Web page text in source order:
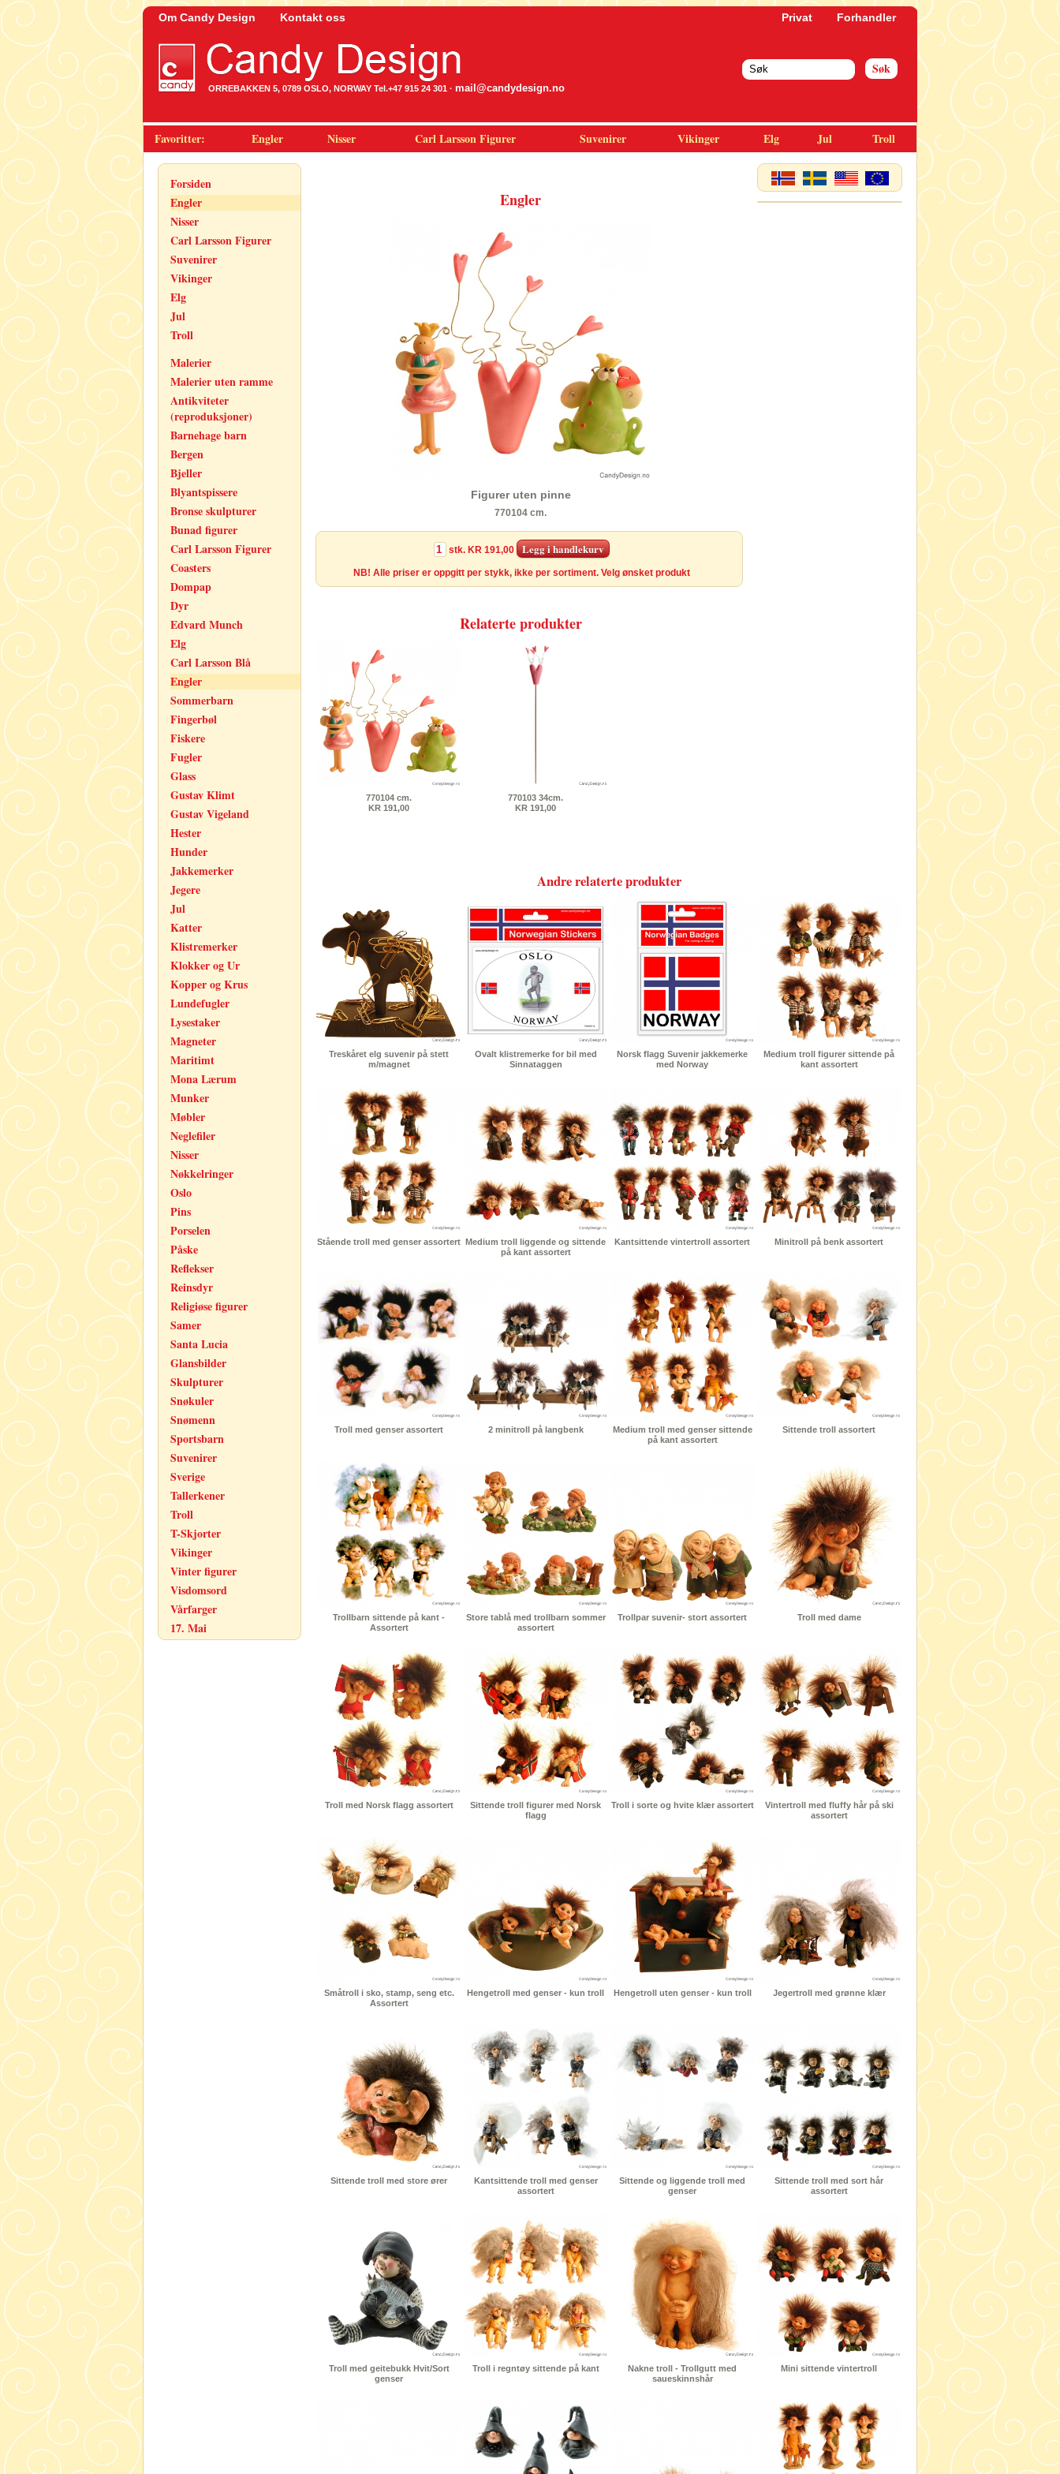
Om Candy Design Kontakt oss Privat Forhandler
ORREBAKKEN 5, 0789 OSLO, NORWAY Tel.+47 915 24 301 · mail@candydesign.no
Favoritter: Engler Nisser Carl Larsson Figurer Suvenirer Vikinger Elg Jul Troll
Forsiden
Engler
Nisser
Carl Larsson Figurer
Suvenirer
Vikinger
Elg
Jul
Troll
Malerier
Malerier uten ramme
Antikviteter
(reproduksjoner)
Barnehage barn
Bergen
Bjeller
Blyantspissere
Bronse skulpturer
Bunad figurer
Carl Larsson Figurer
Coasters
Dompap
Dyr
Edvard Munch
Elg
Carl Larsson Blå
Engler
Sommerbarn
Fingerbøl
Fiskere
Fugler
Glass
Gustav Klimt
Gustav Vigeland
Hester
Hunder
Jakkemerker
Jegere
Jul
Katter
Klistremerker
Klokker og Ur
Kopper og Krus
Lundefugler
Lysestaker
Magneter
Maritimt
Mona Lærum
Munker
Møbler
Neglefiler
Nisser
Nøkkelringer
Oslo
Pins
Porselen
Påske
Reflekser
Reinsdyr
Religiøse figurer
Samer
Santa Lucia
Glansbilder
Skulpturer
Snøkuler
Snømenn
Sportsbarn
Suvenirer
Sverige
Tallerkener
Troll
T-Skjorter
Vikinger
Vinter figurer
Visdomsord
Vårfarger
17. Mai
Engler
Figurer uten pinne
770104 cm.
stk. KR 191,00
NB! Alle priser er oppgitt per stykk, ikke per sortiment. Velg ønsket produkt
Relaterte produkter
770104 cm.
KR 191,00
770103 34cm.
KR 191,00
Andre relaterte produkter
Treskåret elg suvenir på stett
m/magnet
Ovalt klistremerke for bil med
Sinnataggen
Norsk flagg Suvenir jakkemerke
med Norway
Medium troll figurer sittende på
kant assortert
Stående troll med genser assortert
Medium troll liggende og sittende
på kant assortert
Kantsittende vintertroll assortert Minitroll på benk assortert
Troll med genser assortert 2 minitroll på langbenk
Medium troll med genser sittende
på kant assortert
Sittende troll assortert
Trollbarn sittende på kant -
Assortert
Store tablå med trollbarn sommer
assortert
Trollpar suvenir- stort assortert Troll med dame
Troll med Norsk flagg assortert
Sittende troll figurer med Norsk
flagg
Troll i sorte og hvite klær assortert
Vintertroll med fluffy hår på ski
assortert
Småtroll i sko, stamp, seng etc.
Assortert
Hengetroll med genser - kun troll Hengetroll uten genser - kun troll Jegertroll med grønne klær
Sittende troll med store ører
Kantsittende troll med genser
assortert
Sittende og liggende troll med
genser
Sittende troll med sort hår
assortert
Troll med geitebukk Hvit/Sort
genser
Troll i regntøy sittende på kant
Nakne troll - Trollgutt med
saueskinnshår
Mini sittende vintertroll